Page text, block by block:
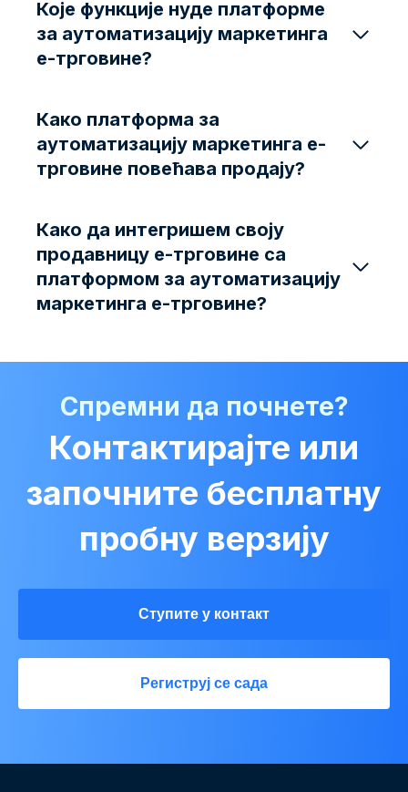
Које функције нуде платформе
за аутоматизацију маркетинга
е-трговине?
Како платформа за
аутоматизацију маркетинга е-
трговине повећава продају?
Како да интегришем своју
продавницу е-трговине са
платформом за аутоматизацију
маркетинга е-трговине?
Спремни да почнете?
Контактирајте или
започните бесплатну
пробну верзију
Ступите у контакт
Региструј се сада